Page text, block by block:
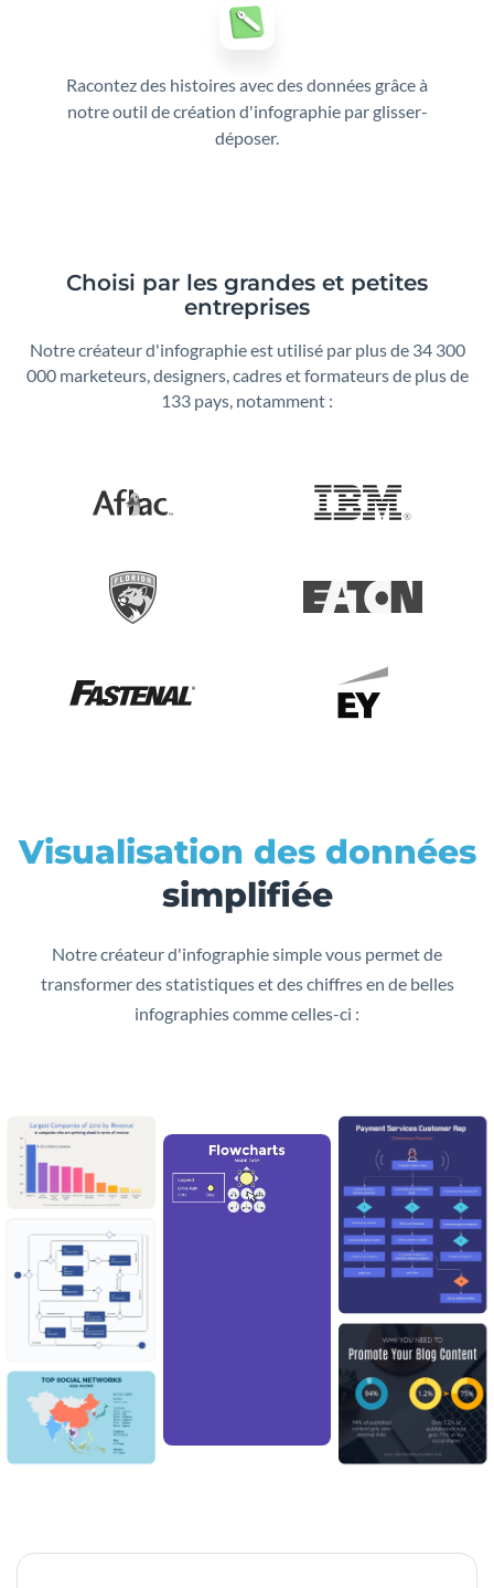
Racontez des histoires avec des données grâce à
notre outil de création d'infographie par glisser-
déposer.
Choisi par les grandes et petites
entreprises
Notre créateur d'infographie est utilisé par plus de 34 300
000 marketeurs,designers, cadres et formateurs de plus de
133 pays, notamment :
Visualisation des données
simplifiée
Notre créateur d'infographie simple vous permet de
transformer des statistiques et des chiffres en de belles
infographies comme celles-ci :